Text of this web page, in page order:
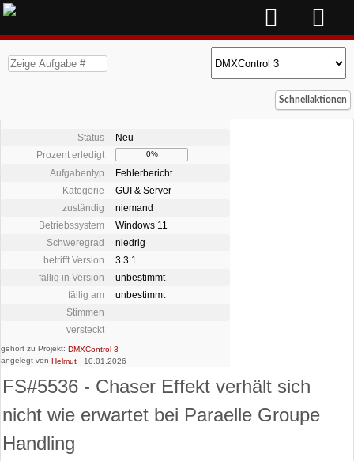
Schnellaktionen
Status
Neu
Prozent erledigt
0%
Aufgabentyp
Fehlerbericht
Kategorie
GUI & Server
zuständig
niemand
Betriebssystem
Windows 11
Schweregrad
niedrig
betrifft Version
3.3.1
fällig in Version
unbestimmt
fällig am
unbestimmt
Stimmen
versteckt
gehört zu Projekt: DMXControl 3
angelegt von Helmut - 10.01.2026
FS#5536 - Chaser Effekt verhält sich
nicht wie erwartet bei Paraelle Groupe
Handling